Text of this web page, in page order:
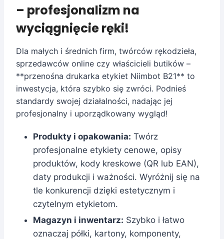
– profesjonalizm na
wyciągnięcie ręki!
Dla małych i średnich firm, twórców rękodzieła,
sprzedawców online czy właścicieli butików –
**przenośna drukarka etykiet Niimbot B21** to
inwestycja, która szybko się zwróci. Podnieś
standardy swojej działalności, nadając jej
profesjonalny i uporządkowany wygląd!
Produkty i opakowania: Twórz
profesjonalne etykiety cenowe, opisy
produktów, kody kreskowe (QR lub EAN),
daty produkcji i ważności. Wyróżnij się na
tle konkurencji dzięki estetycznym i
czytelnym etykietom.
Magazyn i inwentarz: Szybko i łatwo
oznaczaj półki, kartony, komponenty,